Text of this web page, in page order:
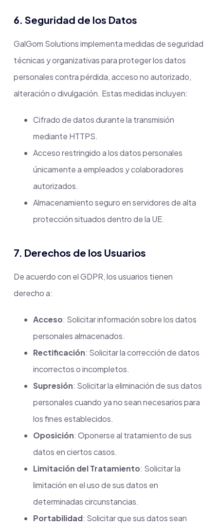
6. Seguridad de los Datos
GalGom Solutions implementa medidas de seguridad
técnicas y organizativas para proteger los datos
personales contra pérdida, acceso no autorizado,
alteración o divulgación. Estas medidas incluyen:
Cifrado de datos durante la transmisión
mediante HTTPS.
Acceso restringido a los datos personales
únicamente a empleados y colaboradores
autorizados.
Almacenamiento seguro en servidores de alta
protección situados dentro de la UE.
7. Derechos de los Usuarios
De acuerdo con el GDPR, los usuarios tienen
derecho a:
Acceso: Solicitar información sobre los datos
personales almacenados.
Rectificación: Solicitar la corrección de datos
incorrectos o incompletos.
Supresión: Solicitar la eliminación de sus datos
personales cuando ya no sean necesarios para
los fines establecidos.
Oposición: Oponerse al tratamiento de sus
datos en ciertos casos.
Limitación del Tratamiento: Solicitar la
limitación en el uso de sus datos en
determinadas circunstancias.
Portabilidad: Solicitar que sus datos sean